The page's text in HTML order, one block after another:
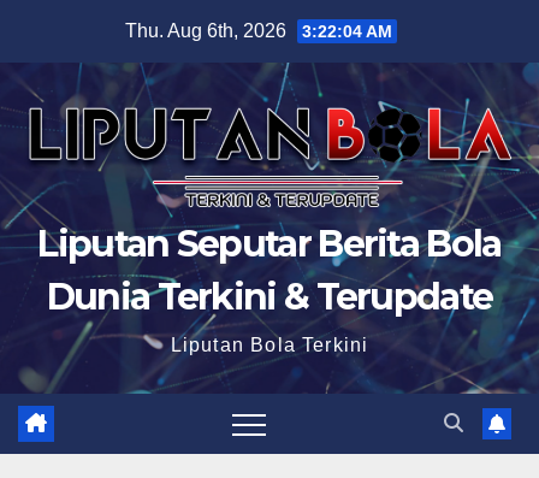
content
Thu. Aug 6th, 2026 3:22:05 AM
Liputan Seputar Berita Bola
Dunia Terkini & Terupdate
Liputan Bola Terkini